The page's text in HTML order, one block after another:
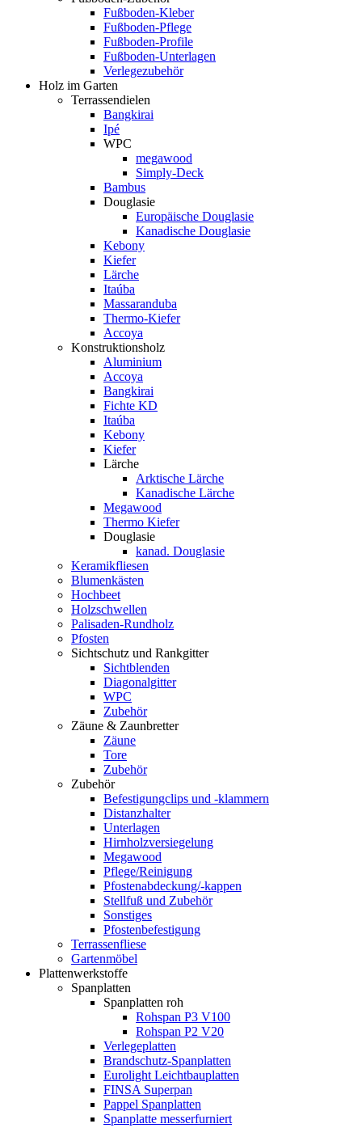
Fußboden-Kleber
Fußboden-Pflege
Fußboden-Profile
Fußboden-Unterlagen
Verlegezubehör
Holz im Garten
Terrassendielen
Bangkirai
Ipé
WPC
megawood
Simply-Deck
Bambus
Douglasie
Europäische Douglasie
Kanadische Douglasie
Kebony
Kiefer
Lärche
Itaúba
Massaranduba
Thermo-Kiefer
Accoya
Konstruktionsholz
Aluminium
Accoya
Bangkirai
Fichte KD
Itaúba
Kebony
Kiefer
Lärche
Arktische Lärche
Kanadische Lärche
Megawood
Thermo Kiefer
Douglasie
kanad. Douglasie
Keramikfliesen
Blumenkästen
Hochbeet
Holzschwellen
Palisaden-Rundholz
Pfosten
Sichtschutz und Rankgitter
Sichtblenden
Diagonalgitter
WPC
Zubehör
Zäune & Zaunbretter
Zäune
Tore
Zubehör
Zubehör
Befestigungclips und -klammern
Distanzhalter
Unterlagen
Hirnholzversiegelung
Megawood
Pflege/Reinigung
Pfostenabdeckung/-kappen
Stellfuß und Zubehör
Sonstiges
Pfostenbefestigung
Terrassenfliese
Gartenmöbel
Plattenwerkstoffe
Spanplatten
Spanplatten roh
Rohspan P3 V100
Rohspan P2 V20
Verlegeplatten
Brandschutz-Spanplatten
Eurolight Leichtbauplatten
FINSA Superpan
Pappel Spanplatten
Spanplatte messerfurniert